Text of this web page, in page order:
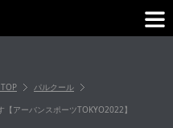
TOP
パルクール
アーバンスポーツTOKYO2022】